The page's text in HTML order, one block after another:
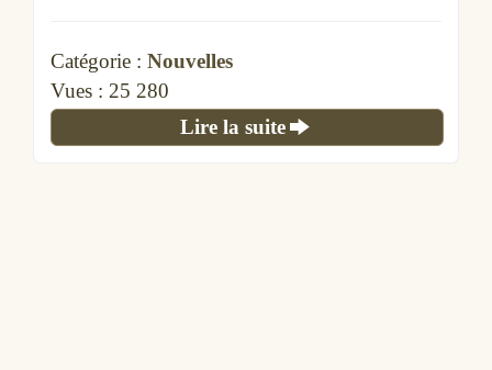
Catégorie : Nouvelles
Vues : 25 280
Lire la suite